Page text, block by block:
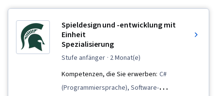
Spieldesign und -entwicklung mit
Einheit
Spezialisierung
stufe anfänger · 2 Monat(e)
Kompetenzen, die Sie erwerben: C#
(Programmiersprache), Software-